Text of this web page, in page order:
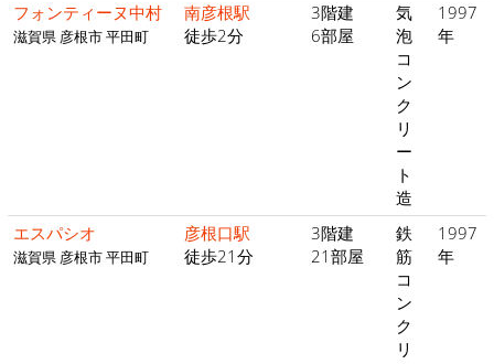
フォンティーヌ中村
滋賀県 彦根市 平田町
南彦根駅
徒歩2分
3階建
6部屋
気
泡
コ
ン
ク
リ
ー
ト
造
1997
年
エスパシオ
滋賀県 彦根市 平田町
彦根口駅
徒歩21分
3階建
21部屋
鉄
筋
コ
ン
ク
リ
1997
年